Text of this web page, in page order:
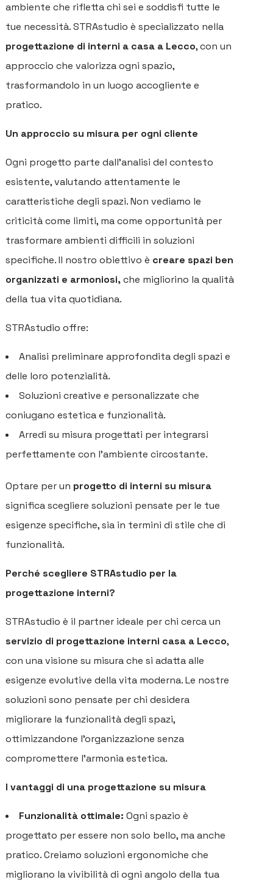
ambiente che rifletta chi sei e soddisfi tutte le
tue necessità. STRAstudio è specializzato nella
progettazione di interni a casa a Lecco, con un
approccio che valorizza ogni spazio,
trasformandolo in un luogo accogliente e
pratico.
Un approccio su misura per ogni cliente
Ogni progetto parte dall'analisi del contesto
esistente, valutando attentamente le
caratteristiche degli spazi. Non vediamo le
criticità come limiti, ma come opportunità per
trasformare ambienti difficili in soluzioni
specifiche. Il nostro obiettivo è creare spazi ben
organizzati e armoniosi,che migliorino la qualità
della tua vita quotidiana.
STRAstudio offre:
Analisi preliminare approfondita degli spazi e
delle loro potenzialità.
Soluzioni creative e personalizzate che
coniugano estetica e funzionalità.
Arredi su misura progettati per integrarsi
perfettamente con l'ambiente circostante.
Optare per un progetto di interni su misura
significa scegliere soluzioni pensate per le tue
esigenze specifiche, sia in termini di stile che di
funzionalità.
Perché scegliere STRAstudio per la
progettazione interni?
STRAstudio è il partner ideale per chi cerca un
servizio di progettazione interni casa a Lecco,
con una visione su misura che si adatta alle
esigenze evolutive della vita moderna. Le nostre
soluzioni sono pensate per chi desidera
migliorare la funzionalità degli spazi,
ottimizzandone l’organizzazione senza
compromettere l’armonia estetica.
I vantaggi di una progettazione su misura
Funzionalità ottimale: Ogni spazio è
progettato per essere non solo bello, ma anche
pratico. Creiamo soluzioni ergonomiche che
migliorano la vivibilità di ogni angolo della tua